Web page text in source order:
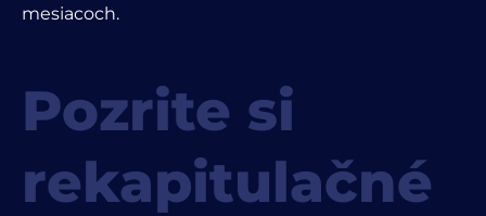
mesiacoch.
Pozrite si
rekapitulačné